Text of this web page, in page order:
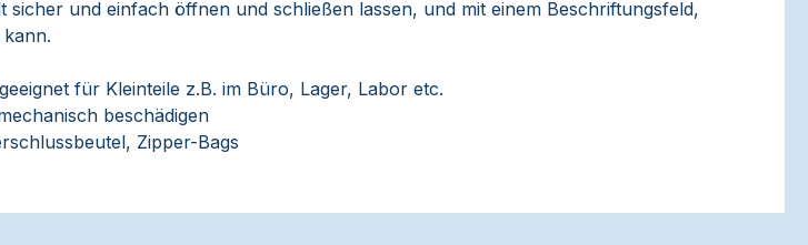
und einfach öffnen und schließen lassen, und mit einem Beschriftungsfeld,
für Kleinteile z.B. im Büro, Lager, Labor etc.
beschädigen
Zipper-Bags